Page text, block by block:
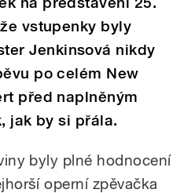
vstupenky byly
Jenkinsová nikdy
po celém New
před naplněným
jak by si přála.
byly plné hodnocení
operní zpěvačka